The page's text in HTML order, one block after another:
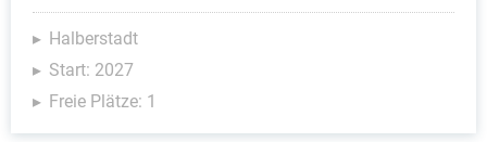
Halberstadt
Start: 2027
Freie Plätze: 1